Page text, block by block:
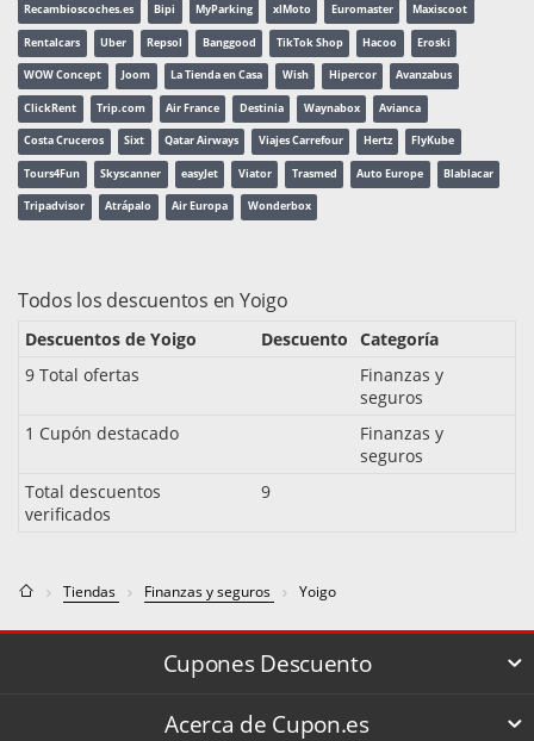
Recambioscoches.es Bipi MyParking xlMoto Euromaster Maxiscoot
Rentalcars Uber Repsol Banggood TikTok Shop Hacoo Eroski
WOW Concept Joom La Tienda en Casa Wish Hipercor Avanzabus
ClickRent Trip.com Air France Destinia Waynabox Avianca
Costa Cruceros Sixt Qatar Airways Viajes Carrefour Hertz FlyKube
Tours4Fun Skyscanner easyJet Viator Trasmed Auto Europe Blablacar
Tripadvisor Atrápalo Air Europa Wonderbox
Todos los descuentos en Yoigo
Descuentos de Yoigo Descuento Categoría
9 Total ofertas
Finanzas y
seguros
1 Cupón destacado
Finanzas y
seguros
Total descuentos
verificados
9
Tiendas Finanzas y seguros Yoigo
Cupones Descuento
Acerca de Cupon.es